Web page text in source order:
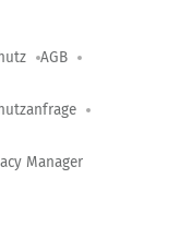
AGB
Manager